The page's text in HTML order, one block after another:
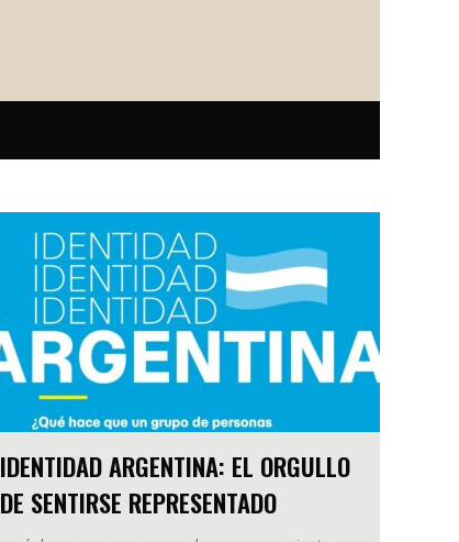
IDENTIDAD ARGENTINA: EL ORGULLO
DE SENTIRSE REPRESENTADO